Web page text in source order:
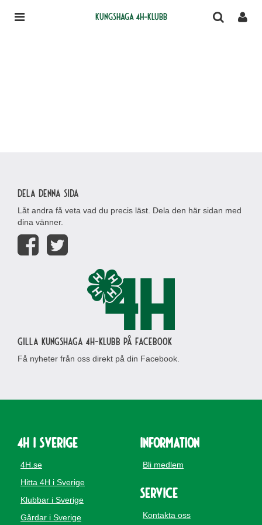
Kungshaga 4H-klubb
Dela denna sida
Låt andra få veta vad du precis läst. Dela den här sidan med
dina vänner.
Gilla Kungshaga 4H-klubb på Facebook
Få nyheter från oss direkt på din Facebook.
4H i Sverige
4H.se
Hitta 4H i Sverige
Klubbar i Sverige
Gårdar i Sverige
Information
Bli medlem
Service
Kontakta oss